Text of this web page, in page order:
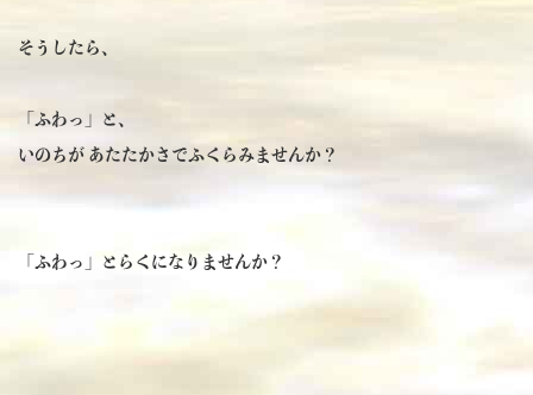
そうしたら、
「ふわっ」と、
いのちが あたたかさでふくらみませんか？
「ふわっ」とらくになりませんか？